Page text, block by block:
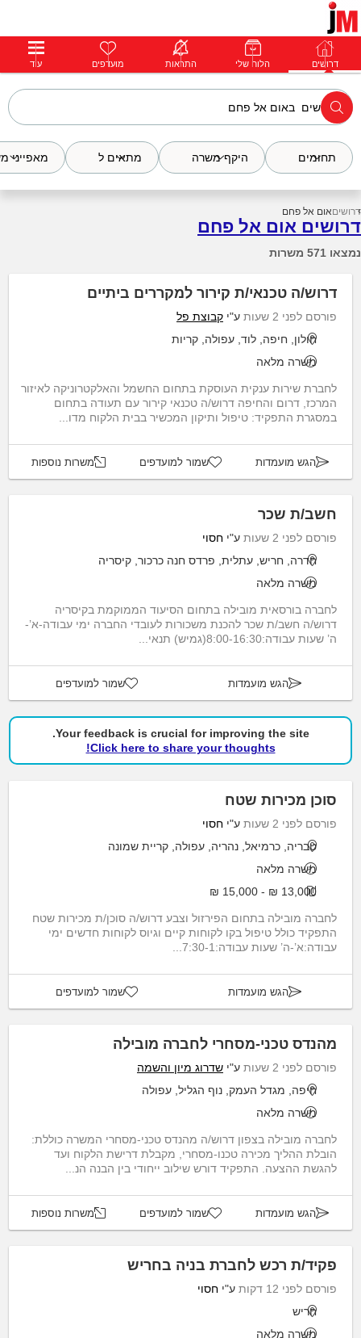
דרושים פרופילים הודעות פרימיום דרושים הלוח שלי התראות מועדפים עוד
תחומים היקף משרה מתאים ל מאפייני
דרושיםאום אל פחם
דרושים אום אל פחם
נמצאו 571 משרות
דרוש/ה טכנאי/ת קירור למקררים ביתיים
פורסם לפני 2 שעות ע"י קבוצת פל
חולון, חיפה, לוד, עפולה, קריות
משרה מלאה
לחברת שירות ענקית העוסקת בתחום החשמל והאלקטרוניקה לאיזור
המרכז, דרום והחיפה דרוש/ה טכנאי קירור עם תעודה בתחום
במסגרת התפקיד: טיפול ותיקון המכשיר בבית הלקוח מדו...
הגש מועמדות שמור למועדפים משרות נוספות
חשב/ת שכר
פורסם לפני 2 שעות ע"י חסוי
חדרה, חריש, עתלית, פרדס חנה כרכור, קיסריה
משרה מלאה
לחברה בורסאית מובילה בתחום הסיעוד הממוקמת בקיסריה
דרוש/ה חשב/ת שכר להכנת משכורות לעובדי החברה ימי עבודה-א’-
ה’ שעות עבודה:8:00-16:30(גמיש) תנאי...
הגש מועמדות שמור למועדפים
Your feedback is crucial for improving the site.
Click here to share your thoughts!
סוכן מכירות שטח
פורסם לפני 2 שעות ע"י חסוי
טבריה, כרמיאל, נהריה, עפולה, קריית שמונה
משרה מלאה
13,000 ₪ - 15,000 ₪
לחברה מובילה בתחום הפירזול וצבע דרוש/ה סוכן/ת מכירות שטח
התפקיד כולל טיפול בקו לקוחות קיים וגיוס לקוחות חדשים ימי
עבודה:א’-ה’ שעות עבודה:7:30-1...
הגש מועמדות שמור למועדפים
מהנדס טכני-מסחרי לחברה מובילה
פורסם לפני 2 שעות ע"י שדרוג מיון והשמה
חיפה, מגדל העמק, נוף הגליל, עפולה
משרה מלאה
לחברה מובילה בצפון דרוש/ה מהנדס טכני-מסחרי המשרה כוללת:
הובלת ההליך מכירה טכנו-מסחרי, מקבלת דרישת הלקוח ועד
להגשת ההצעה. התפקיד דורש שילוב ייחודי בין הבנה הנ...
הגש מועמדות שמור למועדפים משרות נוספות
פקיד/ת רכש לחברת בניה בחריש
פורסם לפני 12 דקות ע"י חסוי
חריש
משרה מלאה